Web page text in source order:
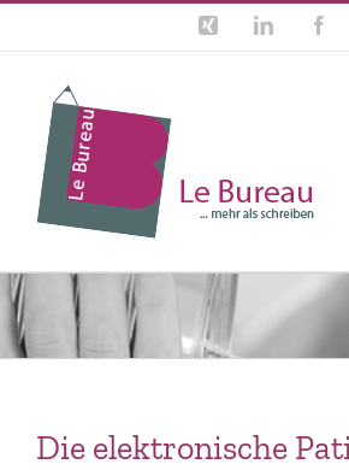
Zum
springen
Xing LinkedIn
Die elektronische